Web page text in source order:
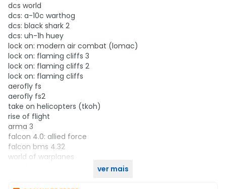
dcs world
dcs: a-10c warthog
dcs: black shark 2
dcs: uh-1h huey
lock on: modern air combat (lomac)
lock on: flaming cliffs 3
lock on: flaming cliffs 2
lock on: flaming cliffs
aerofly fs
aerofly fs2
take on helicopters (tkoh)
rise of flight
arma 3
falcon 4.0: allied force
falcon bms 4.32
world of warplanes
ver mais